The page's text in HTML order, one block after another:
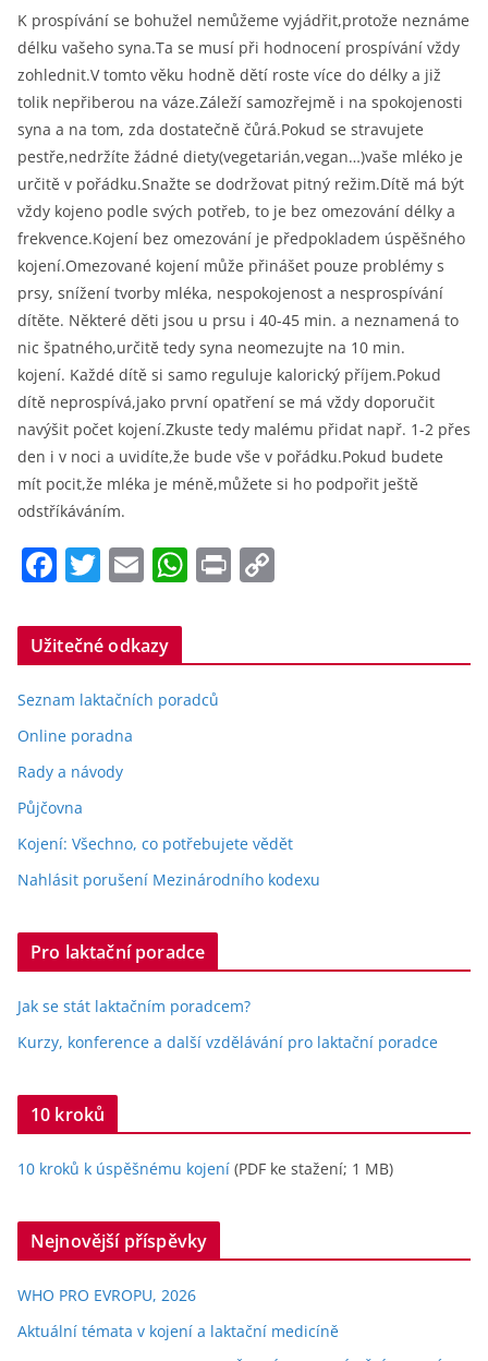
o
o
k
p
p
n
k
K prospívání se bohužel nemůžeme vyjádřit,protože neznáme
délku vašeho syna.Ta se musí při hodnocení prospívání vždy
zohlednit.V tomto věku hodně dětí roste více do délky a již
tolik nepřiberou na váze.Záleží samozřejmě i na spokojenosti
syna a na tom, zda dostatečně čůrá.Pokud se stravujete
pestře,nedržíte žádné diety(vegetarián,vegan…)vaše mléko je
určitě v pořádku.Snažte se dodržovat pitný režim.Dítě má být
vždy kojeno podle svých potřeb, to je bez omezování délky a
frekvence.Kojení bez omezování je předpokladem úspěšného
kojení.Omezované kojení může přinášet pouze problémy s
prsy, snížení tvorby mléka, nespokojenost a nesprospívání
dítěte. Některé děti jsou u prsu i 40-45 min. a neznamená to
nic špatného,určitě tedy syna neomezujte na 10 min.
kojení. Každé dítě si samo reguluje kalorický příjem.Pokud
dítě neprospívá,jako první opatření se má vždy doporučit
navýšit počet kojení.Zkuste tedy malému přidat např. 1-2 přes
den i v noci a uvidíte,že bude vše v pořádku.Pokud budete
mít pocit,že mléka je méně,můžete si ho podpořit ještě
odstříkáváním.
F
c
e
b
o
o
k
T
itt
er
E
ai
l
W
s
A
Pr
y
Užitečné odkazy
Seznam laktačních poradců
Online poradna
Rady a návody
Půjčovna
Kojení: Všechno, co potřebujete vědět
Nahlásit porušení Mezinárodního kodexu
Pro laktační poradce
Jak se stát laktačním poradcem?
Kurzy, konference a další vzdělávání pro laktační poradce
10 kroků
10 kroků k úspěšnému kojení (PDF ke stažení; 1 MB)
Nejnovější příspěvky
WHO PRO EVROPU, 2026
Aktuální témata v kojení a laktační medicíně